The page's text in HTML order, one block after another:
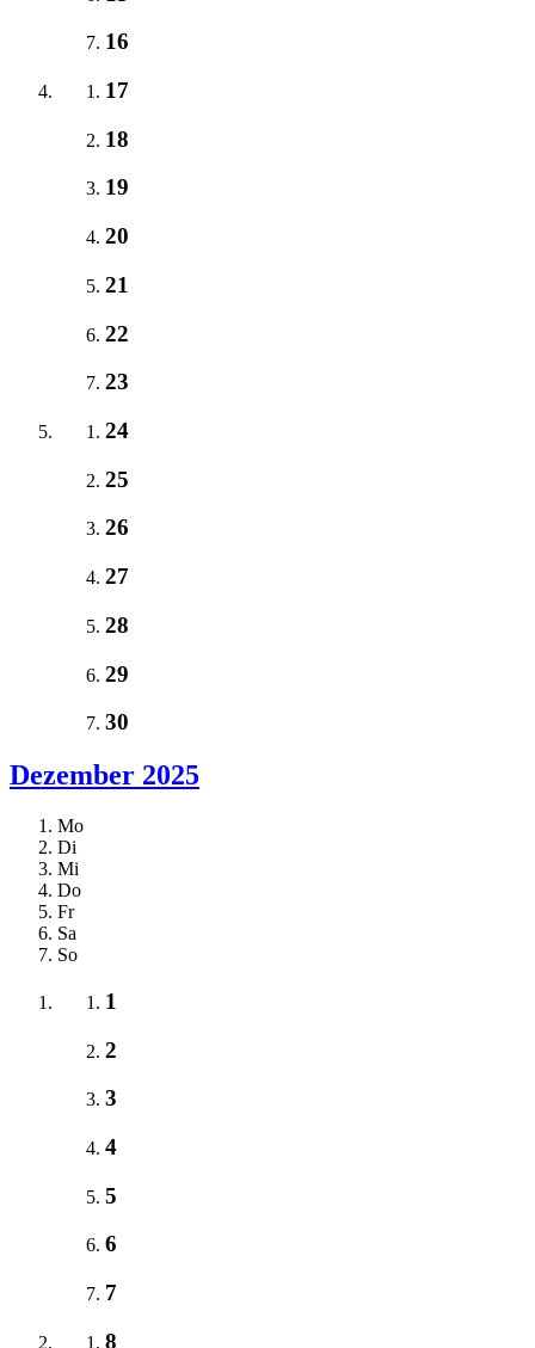
16
17
18
19
20
21
22
23
24
25
26
27
28
29
30
Dezember 2025
Mo
Di
Mi
Do
Fr
Sa
So
1
2
3
4
5
6
7
8